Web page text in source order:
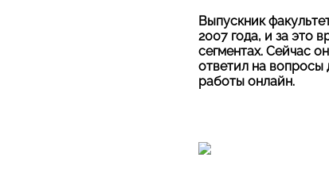
Выпускник
2007 года, и за это
сегментах. Сейчас
ответил на вопросы
работы онлайн.